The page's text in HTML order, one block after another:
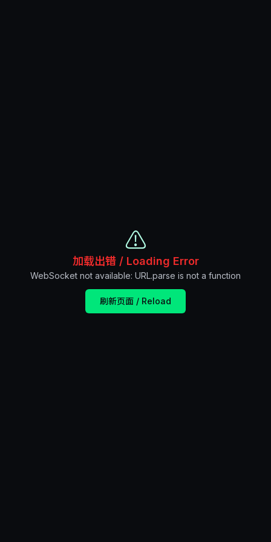
⚠️
加载出错 / Loading Error
WebSocket not available: URL.parse is not a function
刷新页面 / Reload